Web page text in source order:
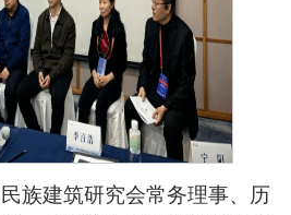
族建筑研究会常务理事、历